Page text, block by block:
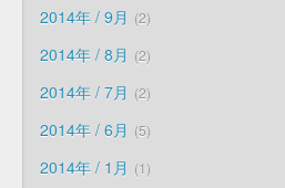
2014年 / 9月 2
2014年 / 8月 2
2014年 / 7月 2
2014年 / 6月 5
2014年 / 1月 1